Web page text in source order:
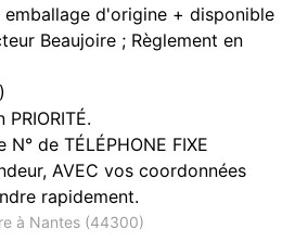
emballage d'origine + disponible
Beaujoire ; Règlement en
de TÉLÉPHONE FIXE
AVEC vos coordonnées
rapidement.
à Nantes (44300)